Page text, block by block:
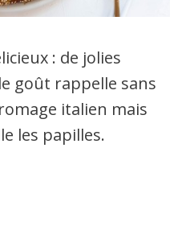
: de jolies
goût rappelle sans
italien mais
les papilles.